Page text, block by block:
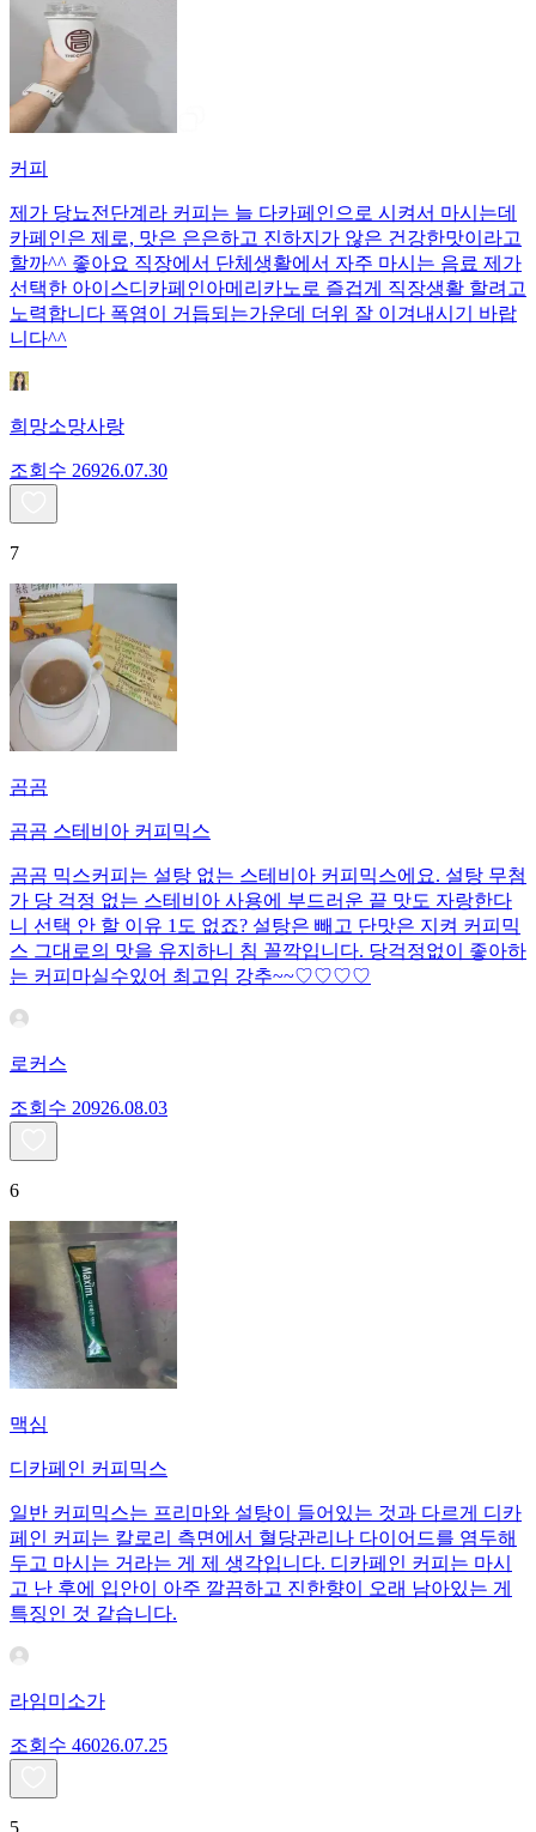
커피
제가 당뇨전단계라 커피는 늘 다카페인으로 시켜서 마시는데
카페인은 제로, 맛은 은은하고 진하지가 않은 건강한맛이라고
할까^^ 좋아요 직장에서 단체생활에서 자주 마시는 음료 제가
선택한 아이스디카페인아메리카노로 즐겁게 직장생활 할려고
노력합니다 폭염이 거듭되는가운데 더위 잘 이겨내시기 바랍
니다^^
희망소망사랑
조회수 26926.07.30
7
곰곰
곰곰 스테비아 커피믹스
곰곰 믹스커피는 설탕 없는 스테비아 커피믹스에요. 설탕 무첨
가 당 걱정 없는 스테비아 사용에 부드러운 끝 맛도 자랑한다
니 선택 안 할 이유 1도 없죠? 설탕은 빼고 단맛은 지켜 커피믹
스 그대로의 맛을 유지하니 침 꼴깍입니다. 당걱정없이 좋아하
는 커피마실수있어 최고임 강추~~♡♡♡♡
로커스
조회수 20926.08.03
6
맥심
디카페인 커피믹스
일반 커피믹스는 프리마와 설탕이 들어있는 것과 다르게 디카
페인 커피는 칼로리 측면에서 혈당관리나 다이어드를 염두해
두고 마시는 거라는 게 제 생각입니다. 디카페인 커피는 마시
고 난 후에 입안이 아주 깔끔하고 진한향이 오래 남아있는 게
특징인 것 같습니다.
라임미소가
조회수 46026.07.25